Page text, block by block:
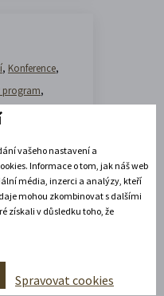
, Konference,
program,
Nalezení sv Kříže
,
,
,Tančírna,
vašeho nastavení a
Informace o tom, jak náš web
média, inzerci a analýzy, kteří
mohou zkombinovat s dalšími
získali v důsledku toho, že
Spravovat cookies